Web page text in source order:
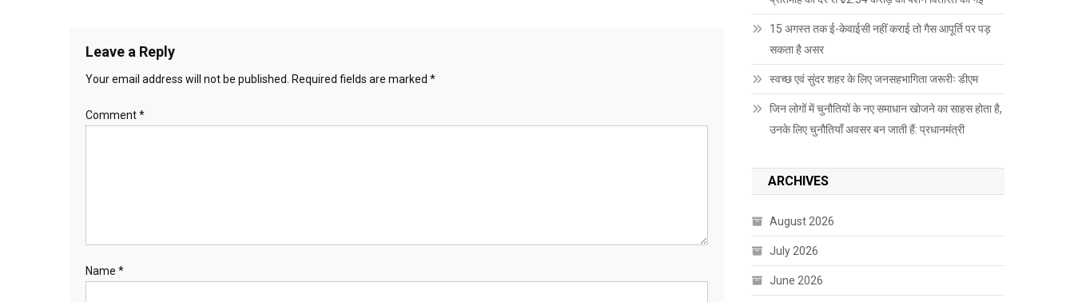
Leave a Reply
Your email address will not be published. Required fields are marked *
Comment*
Name *
15 अगस्त तक ई-केवाईसी नहीं कराई तो गैस आपूर्ति पर पड़
सकता है असर
स्वच्छ एवं सुंदर शहर के लिए जनसहभागिता जरूरीः डीएम
जिन लोगों में चुनौतियों के नए समाधान खोजने का साहस होता है,
उनके लिए चुनौतियाँ अवसर बन जाती हैं: प्रधानमंत्री
ARCHIVES
August 2026
July 2026
June 2026